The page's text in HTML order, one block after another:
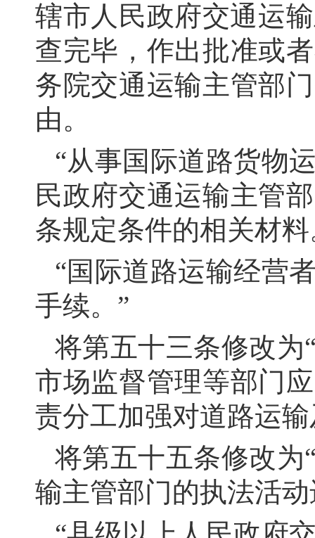
辖市人民政府交通运
查完毕，作出批准或
务院交通运输主管部
由。
“从事国际道路货物
民政府交通运输主管
条规定条件的相关材
“国际道路运输经营
手续。”
将第五十三条修改为
市场监督管理等部门
责分工加强对道路运
将第五十五条修改为
输主管部门的执法活